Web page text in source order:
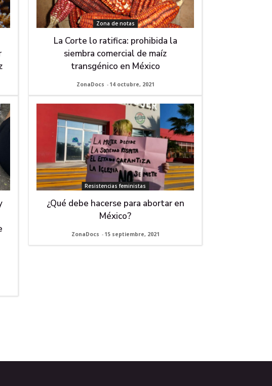
Zona de notas
La Corte lo ratifica: prohibida la
siembra comercial de maíz
transgénico en México
ZonaDocs - 14 octubre, 2021
Resistencias feministas
¿Qué debe hacerse para abortar en
México?
ZonaDocs - 15 septiembre, 2021